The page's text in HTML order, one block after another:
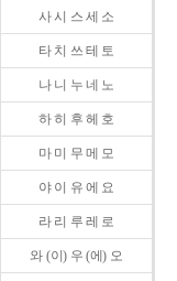
사 시 스 세 소
타 치 쓰 테 토
나 니 누 네 노
하 히 후 헤 호
마 미 무 메 모
야 이 유 에 요
라 리 루 레 로
와 (이) 우 (에) 오